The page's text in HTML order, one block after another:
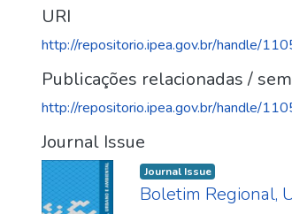
URI
http://repositorio.ipea.gov.br/handle/
Publicações relacionadas /
http://repositorio.ipea.gov.br/handle/
Journal Issue
Journal Issue
Boletim Regional,